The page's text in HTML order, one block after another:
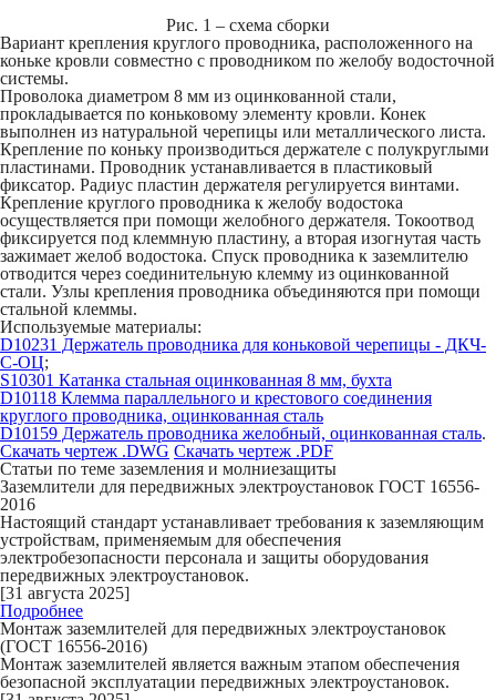
Рис. 1 – схема сборки
Вариант крепления круглого проводника, расположенного на
коньке кровли совместно с проводником по желобу водосточной
системы.
Проволока диаметром 8 мм из оцинкованной стали,
прокладывается по коньковому элементу кровли. Конек
выполнен из натуральной черепицы или металлического листа.
Крепление по коньку производиться держателе с полукруглыми
пластинами. Проводник устанавливается в пластиковый
фиксатор. Радиус пластин держателя регулируется винтами.
Крепление круглого проводника к желобу водостока
осуществляется при помощи желобного держателя. Токоотвод
фиксируется под клеммную пластину, а вторая изогнутая часть
зажимает желоб водостока. Спуск проводника к заземлителю
отводится через соединительную клемму из оцинкованной
стали. Узлы крепления проводника объединяются при помощи
стальной клеммы.
Используемые материалы:
D10231 Держатель проводника для коньковой черепицы - ДКЧ-
С-ОЦ;
S10301 Катанка стальная оцинкованная 8 мм, бухта
D10118 Клемма параллельного и крестового соединения
круглого проводника, оцинкованная сталь
D10159 Держатель проводника желобный, оцинкованная сталь.
Скачать чертеж .DWG Скачать чертеж .PDF
Статьи по теме заземления и молниезащиты
Заземлители для передвижных электроустановок ГОСТ 16556-
2016
Настоящий стандарт устанавливает требования к заземляющим
устройствам, применяемым для обеспечения
электробезопасности персонала и защиты оборудования
передвижных электроустановок.
[31 августа 2025]
Подробнее
Монтаж заземлителей для передвижных электроустановок
(ГОСТ 16556-2016)
Монтаж заземлителей является важным этапом обеспечения
безопасной эксплуатации передвижных электроустановок.